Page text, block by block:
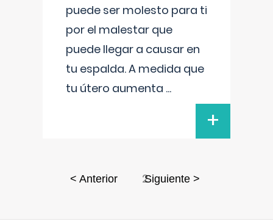
puede ser molesto para ti
por el malestar que
puede llegar a causar en
tu espalda. A medida que
tu útero aumenta ...
+
< Anterior 2Siguiente >